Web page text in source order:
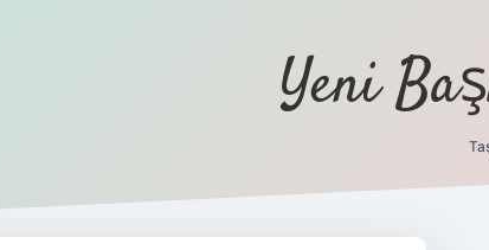
Yeni